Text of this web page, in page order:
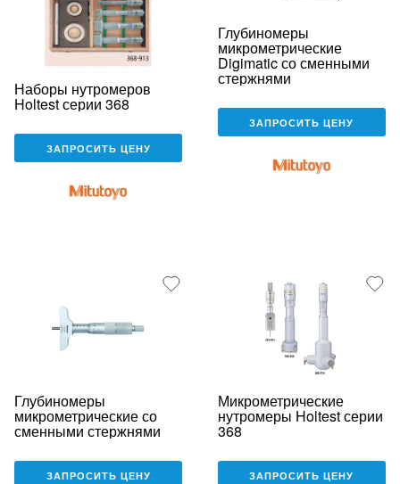
Наборы нутромеров
Holtest серии 368
ЗАПРОСИТЬ ЦЕНУ
Глубиномеры
микрометрические
Digimatic со сменными
стержнями
ЗАПРОСИТЬ ЦЕНУ
Глубиномеры
микрометрические со
сменными стержнями
ЗАПРОСИТЬ ЦЕНУ
Микрометрические
нутромеры Holtest серии
368
ЗАПРОСИТЬ ЦЕНУ